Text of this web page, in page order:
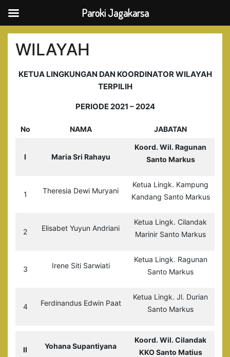
Skip
contentWILAYAH
KETUA LINGKUNGAN DAN KOORDINATOR WILAYAH
TERPILIH
PERIODE 2021 – 2024
No NAMA JABATAN
I Maria Sri Rahayu
Koord. Wil. Ragunan
Santo Markus
1 Theresia Dewi Muryani
Ketua Lingk. Kampung
Kandang Santo Markus
2 Elisabet Yuyun Andriani
Ketua Lingk. Cilandak
Marinir Santo Markus
3 Irene Siti Sarwiati
Ketua Lingk. Ragunan
Santo Markus
4 Ferdinandus Edwin Paat
Ketua Lingk. Jl. Durian
Santo Markus
II Yohana Supantiyana
Koord. Wil. Cilandak
KKO Santo Matius
Paroki Jagakarsa